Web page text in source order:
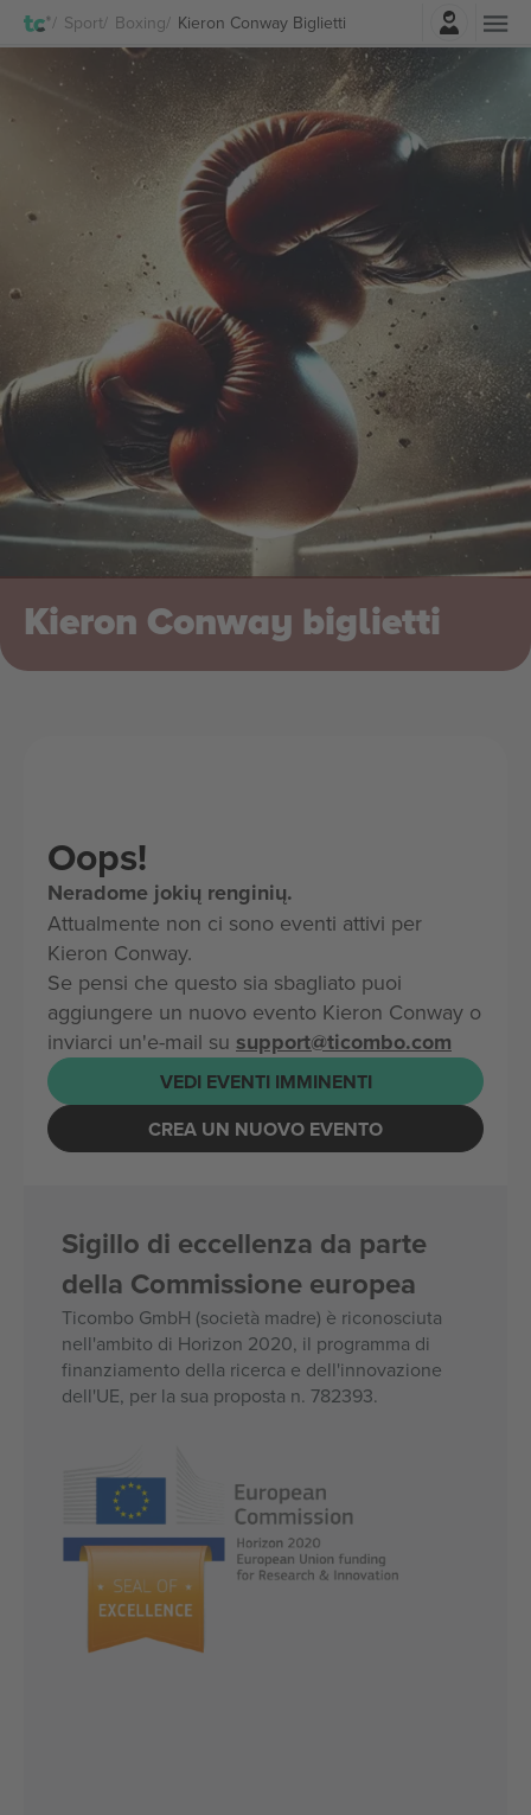
Sport Boxing Kieron Conway Biglietti
Accesso
Kieron Conway biglietti
Oops!
Neradome jokių renginių.
Attualmente non ci sono eventi attivi per
Kieron Conway.
Se pensi che questo sia sbagliato puoi
aggiungere un nuovo evento Kieron Conway o
inviarci un'e-mail su support@ticombo.com
VEDI EVENTI IMMINENTI
CREA UN NUOVO EVENTO
Sigillo di eccellenza da parte
della Commissione europea
Ticombo GmbH (società madre) è riconosciuta
nell'ambito di Horizon 2020, il programma di
finanziamento della ricerca e dell'innovazione
dell'UE, per la sua proposta n. 782393.